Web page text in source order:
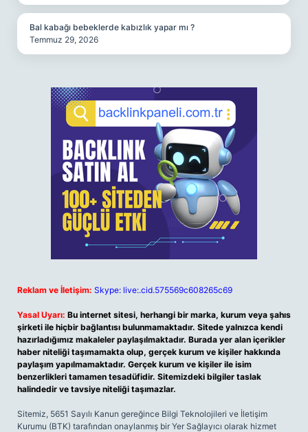
Bal kabağı bebeklerde kabızlık yapar mı ?
Temmuz 29, 2026
Reklam ve İletişim: Skype: live:.cid.575569c608265c69
Yasal Uyarı: Bu internet sitesi, herhangi bir marka, kurum veya şahıs
şirketi ile hiçbir bağlantısı bulunmamaktadır. Sitede yalnızca kendi
hazırladığımız makaleler paylaşılmaktadır. Burada yer alan içerikler
haber niteliği taşımamakta olup, gerçek kurum ve kişiler hakkında
paylaşım yapılmamaktadır. Gerçek kurum ve kişiler ile isim
benzerlikleri tamamen tesadüfidir. Sitemizdeki bilgiler taslak
halindedir ve tavsiye niteliği taşımazlar.
Sitemiz, 5651 Sayılı Kanun gereğince Bilgi Teknolojileri ve İletişim
Kurumu (BTK) tarafından onaylanmış bir Yer Sağlayıcı olarak hizmet